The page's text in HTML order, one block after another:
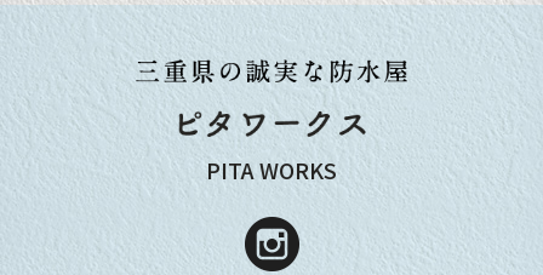
PITA WORKS